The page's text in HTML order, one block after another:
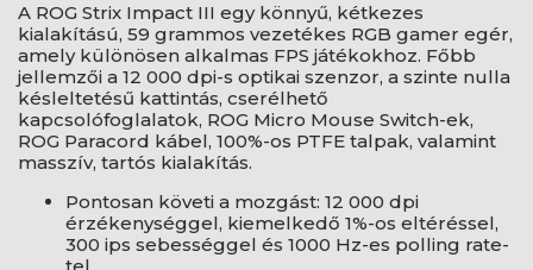
A ROG Strix Impact III egy könnyű, kétkezes
kialakítású, 59 grammos vezetékes RGB gamer egér,
amely különösen alkalmas FPS játékokhoz. Főbb
jellemzői a 12 000 dpi-s optikai szenzor, a szinte nulla
késleltetésű kattintás, cserélhető
kapcsolófoglalatok, ROG Micro Mouse Switch-ek,
ROG Paracord kábel, 100%-os PTFE talpak, valamint
masszív, tartós kialakítás.
Pontosan követi a mozgást: 12 000 dpi
érzékenységgel, kiemelkedő 1%-os eltéréssel,
300 ips sebességgel és 1000 Hz-es polling rate-